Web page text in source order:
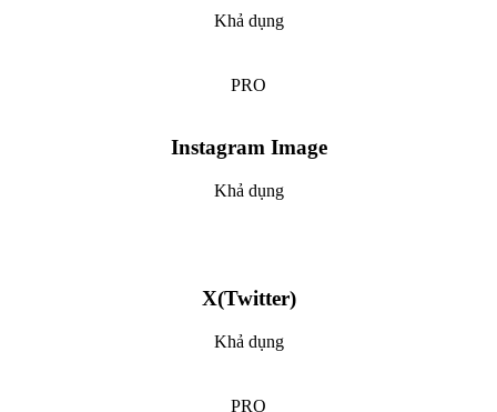
Khả dụng
PRO
Instagram Image
Khả dụng
X(Twitter)
Khả dụng
PRO